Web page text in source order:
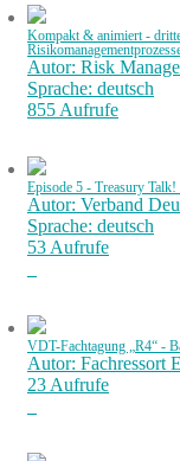
Kompakt & animiert -
Autor: Risk
Sprache: deutsch
855 Aufrufe
Episode 5 - Treasury
Autor: Verband
Sprache: deutsch
53 Aufrufe
VDT-Fachtagung „R4“ -
Autor: Fachressort
23 Aufrufe